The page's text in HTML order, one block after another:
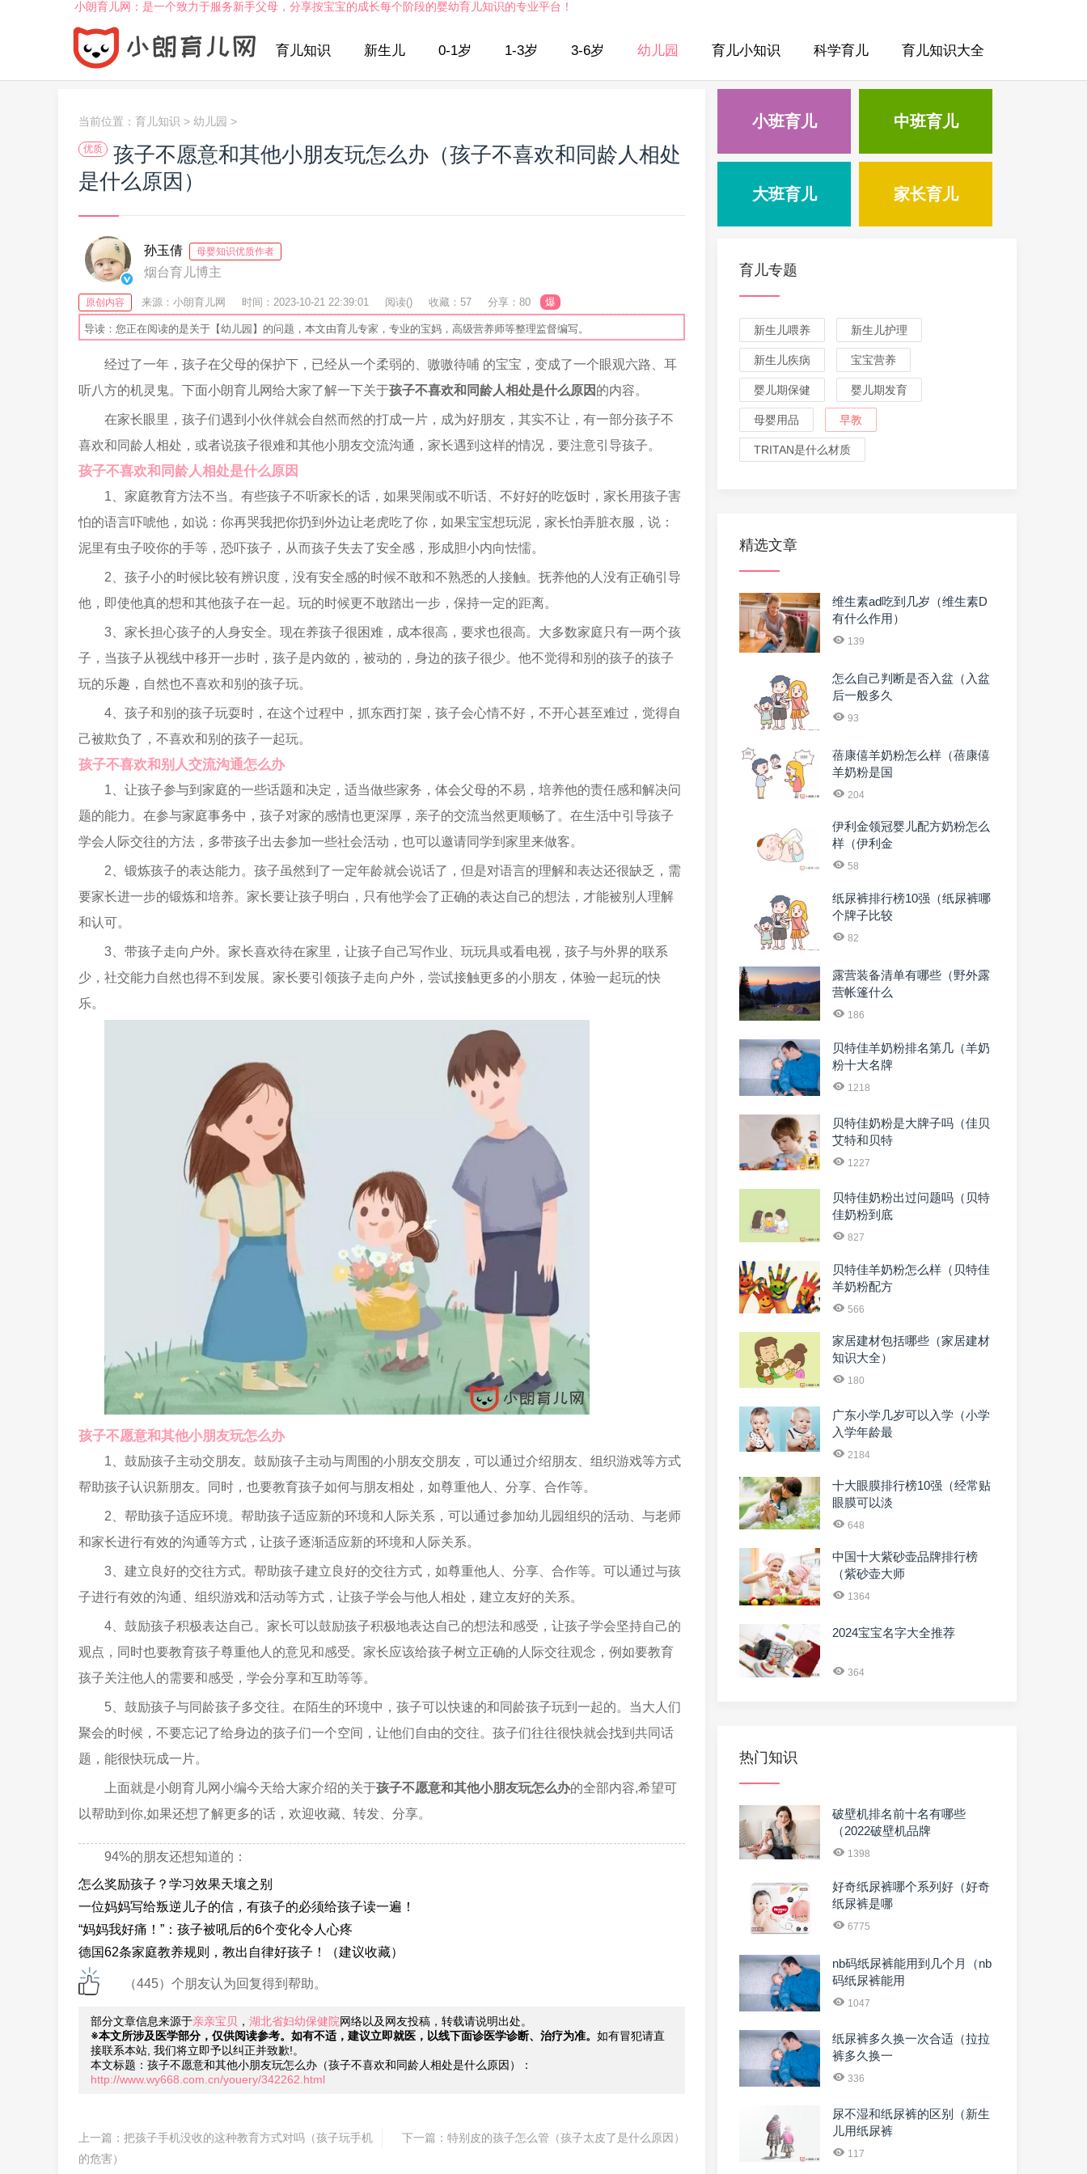
小朗育儿网：是一个致力于服务新手父母，分享按宝宝的成长每个阶段的婴幼育儿知识的专业平台！
育儿知识 新生儿 0-1岁 1-3岁 3-6岁 幼儿园 育儿小知识 科学育儿 育儿知识大全
当前位置： 育儿知识 > 幼儿园 >
优质
孩子不愿意和其他小朋友玩怎么办（孩子不喜欢和同龄人相处
是什么原因）
孙玉倩 母婴知识优质作者
烟台育儿博主
原创内容 来源：小朗育儿网 时间：2023-10-21 22:39:01 阅读() 收藏：57 分享：80 爆
导读：您正在阅读的是关于【幼儿园】的问题，本文由育儿专家，专业的宝妈，高级营养师等整理监督编写。
经过了一年，孩子在父母的保护下，已经从一个柔弱的、嗷嗷待哺 的宝宝，变成了一个眼观六路、耳
听八方的机灵鬼。下面小朗育儿网给大家了解一下关于孩子不喜欢和同龄人相处是什么原因 的内容。
在家长眼里，孩子们遇到小伙伴就会自然而然的打成一片，成为好朋友，其实不让，有一部分孩子不
喜欢和同龄人相处，或者说孩子很难和其他小朋友交流沟通，家长遇到这样的情况，要注意引导孩子。
孩子不喜欢和同龄人相处是什么原因
1、家庭教育方法不当。有些孩子不听家长的话，如果哭闹或不听话、不好好的吃饭时，家长用孩子害
怕的语言吓唬他，如说：你再哭我把你扔到外边让老虎吃了你，如果宝宝想玩泥，家长怕弄脏衣服，说：
泥里有虫子咬你的手等，恐吓孩子，从而孩子失去了安全感，形成胆小内向怯懦。
2、孩子小的时候比较有辨识度，没有安全感的时候不敢和不熟悉的人接触。抚养他的人没有正确引导
他，即使他真的想和其他孩子在一起。玩的时候更不敢踏出一步，保持一定的距离。
3、家长担心孩子的人身安全。现在养孩子很困难，成本很高，要求也很高。大多数家庭只有一两个孩
子，当孩子从视线中移开一步时，孩子是内敛的，被动的，身边的孩子很少。他不觉得和别的孩子的孩子
玩的乐趣，自然也不喜欢和别的孩子玩。
4、孩子和别的孩子玩耍时，在这个过程中，抓东西打架，孩子会心情不好，不开心甚至难过，觉得自
己被欺负了，不喜欢和别的孩子一起玩。
孩子不喜欢和别人交流沟通怎么办
1、让孩子参与到家庭的一些话题和决定，适当做些家务，体会父母的不易，培养他的责任感和解决问
题的能力。在参与家庭事务中，孩子对家的感情也更深厚，亲子的交流当然更顺畅了。在生活中引导孩子
学会人际交往的方法，多带孩子出去参加一些社会活动，也可以邀请同学到家里来做客。
2、锻炼孩子的表达能力。孩子虽然到了一定年龄就会说话了，但是对语言的理解和表达还很缺乏，需
要家长进一步的锻炼和培养。家长要让孩子明白，只有他学会了正确的表达自己的想法，才能被别人理解
和认可。
3、带孩子走向户外。家长喜欢待在家里，让孩子自己写作业、玩玩具或看电视，孩子与外界的联系
少，社交能力自然也得不到发展。家长要引领孩子走向户外，尝试接触更多的小朋友，体验一起玩的快
乐。
孩子不愿意和其他小朋友玩怎么办
1、鼓励孩子主动交朋友。鼓励孩子主动与周围的小朋友交朋友，可以通过介绍朋友、组织游戏等方式
帮助孩子认识新朋友。同时，也要教育孩子如何与朋友相处，如尊重他人、分享、合作等。
2、帮助孩子适应环境。帮助孩子适应新的环境和人际关系，可以通过参加幼儿园组织的活动、与老师
和家长进行有效的沟通等方式，让孩子逐渐适应新的环境和人际关系。
3、建立良好的交往方式。帮助孩子建立良好的交往方式，如尊重他人、分享、合作等。可以通过与孩
子进行有效的沟通、组织游戏和活动等方式，让孩子学会与他人相处，建立友好的关系。
4、鼓励孩子积极表达自己。家长可以鼓励孩子积极地表达自己的想法和感受，让孩子学会坚持自己的
观点，同时也要教育孩子尊重他人的意见和感受。家长应该给孩子树立正确的人际交往观念，例如要教育
孩子关注他人的需要和感受，学会分享和互助等等。
5、鼓励孩子与同龄孩子多交往。在陌生的环境中，孩子可以快速的和同龄孩子玩到一起的。当大人们
聚会的时候，不要忘记了给身边的孩子们一个空间，让他们自由的交往。孩子们往往很快就会找到共同话
题，能很快玩成一片。
上面就是小朗育儿网小编今天给大家介绍的关于孩子不愿意和其他小朋友玩怎么办的全部内容,希望可
以帮助到你,如果还想了解更多的话，欢迎收藏、转发、分享。
94%的朋友还想知道的：
怎么奖励孩子？学习效果天壤之别
一位妈妈写给叛逆儿子的信，有孩子的必须给孩子读一遍！
“妈妈我好痛！”：孩子被吼后的6个变化令人心疼
德国62条家庭教养规则，教出自律好孩子！（建议收藏）
（445）个朋友认为回复得到帮助。
部分文章信息来源于亲亲宝贝 ， 湖北省妇幼保健院网络以及网友投稿，转载请说明出处。
※本文所涉及医学部分，仅供阅读参考。如有不适，建议立即就医，以线下面诊医学诊断、治疗为准。 如有冒犯请直
接联系本站, 我们将立即予以纠正并致歉!。
本文标题：孩子不愿意和其他小朋友玩怎么办（孩子不喜欢和同龄人相处是什么原因）：
http://www.wy668.com.cn/youery/342262.html
上一篇： 把孩子手机没收的这种教育方式对吗（孩子玩手机
的危害）
下一篇： 特别皮的孩子怎么管（孩子太皮了是什么原因）
小班育儿 中班育儿
大班育儿 家长育儿
育儿专题
新生儿喂养 新生儿护理
新生儿疾病 宝宝营养
婴儿期保健 婴儿期发育
母婴用品 早教
TRITAN是什么材质
精选文章
维生素ad吃到几岁（维生素D
有什么作用）
139
怎么自己判断是否入盆（入盆
后一般多久
93
蓓康僖羊奶粉怎么样（蓓康僖
羊奶粉是国
204
伊利金领冠婴儿配方奶粉怎么
样（伊利金
58
纸尿裤排行榜10强（纸尿裤哪
个牌子比较
82
露营装备清单有哪些（野外露
营帐篷什么
186
贝特佳羊奶粉排名第几（羊奶
粉十大名牌
1218
贝特佳奶粉是大牌子吗（佳贝
艾特和贝特
1227
贝特佳奶粉出过问题吗（贝特
佳奶粉到底
827
贝特佳羊奶粉怎么样（贝特佳
羊奶粉配方
566
家居建材包括哪些（家居建材
知识大全）
180
广东小学几岁可以入学（小学
入学年龄最
2184
十大眼膜排行榜10强（经常贴
眼膜可以淡
648
中国十大紫砂壶品牌排行榜
（紫砂壶大师
1364
2024宝宝名字大全推荐
364
热门知识
破壁机排名前十名有哪些
（2022破壁机品牌
1398
好奇纸尿裤哪个系列好（好奇
纸尿裤是哪
6775
nb码纸尿裤能用到几个月（nb
码纸尿裤能用
1047
纸尿裤多久换一次合适（拉拉
裤多久换一
336
尿不湿和纸尿裤的区别（新生
儿用纸尿裤
117